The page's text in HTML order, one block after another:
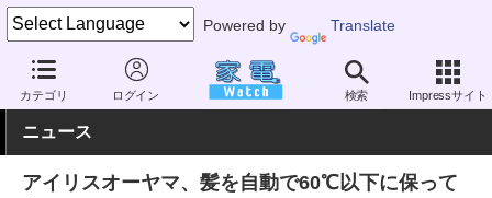
Powered by Translate
カテゴリ ログイン 検索 Impressサイト
家電 Watch ヘルスケア 美容家電 ドライヤー
ニュース
アイリスオーヤマ、髪を自動で60℃以下に保って